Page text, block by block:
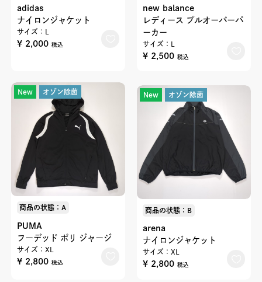
adidas
ナイロンジャケット
サイズ：L
¥ 2,000 税込
new balance
レディース プルオーバーパ
ーカー
サイズ：L
¥ 2,500 税込
New オゾン除菌
商品の状態：A
PUMA
フーデッド ポリ ジャージ
サイズ：XL
¥ 2,800 税込
New オゾン除菌
商品の状態：B
arena
ナイロンジャケット
サイズ：XL
¥ 2,800 税込